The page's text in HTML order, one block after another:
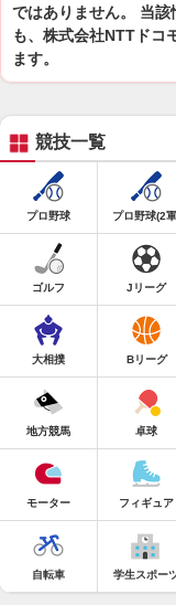
ではありません。 当
も、株式会社NTTドコ
ます。
競技一覧
プロ野球 プロ野球(2
ゴルフ Jリーグ
大相撲 Bリーグ
地方競馬 卓球
モーター フィギュア
自転車 学生スポー